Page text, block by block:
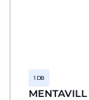
1 DB